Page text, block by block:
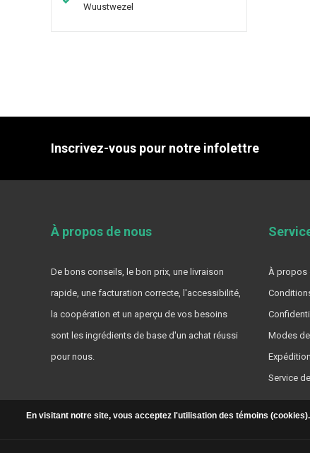
Wuustwezel
Inscrivez-vous pour notre infolettre
À propos de nous
De bons conseils, le bon prix, une livraison
rapide, une facturation correcte, l'accessibilité,
la coopération et un aperçu de vos besoins
sont les ingrédients de base d'un achat réussi
pour nous.
À propos
Modes
Service
En visitant notre site, vous acceptez l'utilisation des témoins